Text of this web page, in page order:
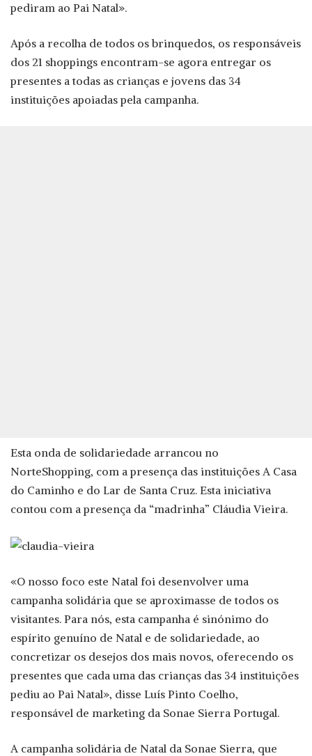
pediram ao Pai Natal».
Após a recolha de todos os brinquedos, os responsáveis
dos 21 shoppings encontram-se agora entregar os
presentes a todas as crianças e jovens das 34
instituições apoiadas pela campanha.
Esta onda de solidariedade arrancou no
NorteShopping, com a presença das instituições A Casa
do Caminho e do Lar de Santa Cruz. Esta iniciativa
contou com a presença da “madrinha” Cláudia Vieira.
«O nosso foco este Natal foi desenvolver uma
campanha solidária que se aproximasse de todos os
visitantes. Para nós, esta campanha é sinónimo do
espírito genuíno de Natal e de solidariedade, ao
concretizar os desejos dos mais novos, oferecendo os
presentes que cada uma das crianças das 34 instituições
pediu ao Pai Natal», disse Luís Pinto Coelho,
responsável de marketing da Sonae Sierra Portugal.
A campanha solidária de Natal da Sonae Sierra, que